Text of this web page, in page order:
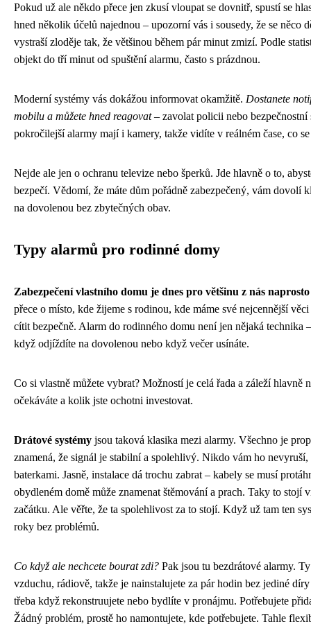
Pokud už ale někdo přece jen zkusí vloupat se dovnitř, spustí se
hned několik účelů najednou – upozorní vás i sousedy, že se něco
vystraší zloděje tak, že většinou během pár minut zmizí. Podle
objekt do tří minut od spuštění alarmu, často s prázdnou.
Moderní systémy vás dokážou informovat okamžitě. Dostanete
mobilu a můžete hned reagovat– zavolat policii nebo bezpečnostní
pokročilejší alarmy mají i kamery, takže vidíte v reálném čase, co
Nejde ale jen o ochranu televize nebo šperků. Jde hlavně o to,
bezpečí. Vědomí, že máte dům pořádně zabezpečený, vám dovolí
na dovolenou bez zbytečných obav.
Typy alarmů pro rodinné domy
Zabezpečení vlastního domu je dnes pro většinu z nás
přece o místo, kde žijeme s rodinou, kde máme své nejcennější věci
cítit bezpečně. Alarm do rodinného domu není jen nějaká technika
když odjíždíte na dovolenou nebo když večer usínáte.
Co si vlastně můžete vybrat? Možností je celá řada a záleží hlavně
očekáváte a kolik jste ochotni investovat.
Drátové systémy jsou taková klasika mezi alarmy. Všechno je
znamená, že signál je stabilní a spolehlivý. Nikdo vám ho nevyruší,
baterkami. Jasně, instalace dá trochu zabrat – kabely se musí
obydleném domě může znamenat štěmování a prach. Taky to stojí
začátku. Ale věřte, že ta spolehlivost za to stojí. Když už tam ten
roky bez problémů.
Co když ale nechcete bourat zdi? Pak jsou tu bezdrátové alarmy.
vzduchu, rádiově, takže je nainstalujete za pár hodin bez jediné
třeba když rekonstruujete nebo bydlíte v pronájmu. Potřebujete
Žádný problém, prostě ho namontujete, kde potřebujete. Tahle